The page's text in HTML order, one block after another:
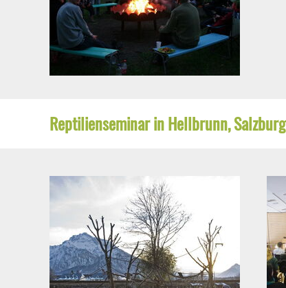
Reptilienseminar in Hellbrunn, Salzburg